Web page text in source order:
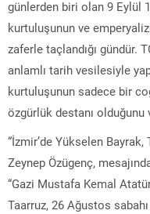
günlerden biri olan 9 Eylül
kurtuluşunun ve
zaferle taçlandığı gündür.
anlamlı tarih vesilesiyle
kurtuluşunun sadece bir
özgürlük destanı olduğunu
“İzmir’de Yükselen
Zeynep Özügenç,
“Gazi Mustafa Kemal
Taarruz, 26 Ağustos